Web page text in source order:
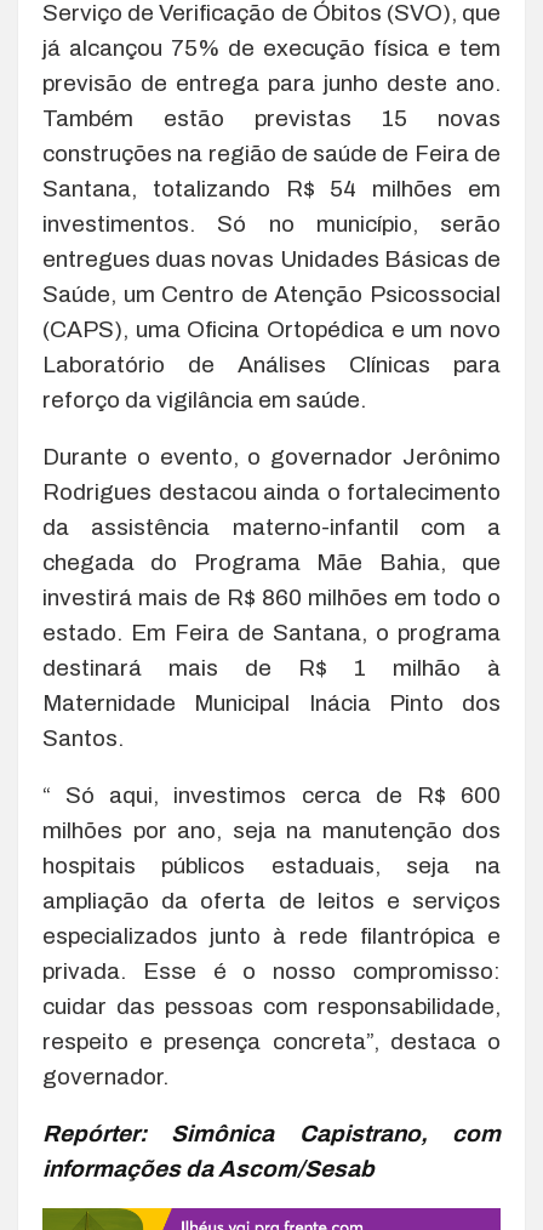
Serviço de Verificação de Óbitos (SVO), que
já alcançou 75% de execução física e tem
previsão de entrega para junho deste ano.
Também estão previstas 15 novas
construções na região de saúde de Feira de
Santana, totalizando R$ 54 milhões em
investimentos. Só no município, serão
entregues duas novas Unidades Básicas de
Saúde, um Centro de Atenção Psicossocial
(CAPS), uma Oficina Ortopédica e um novo
Laboratório de Análises Clínicas para
reforço da vigilância em saúde.
Durante o evento, o governador Jerônimo
Rodrigues destacou ainda o fortalecimento
da assistência materno-infantil com a
chegada do Programa Mãe Bahia, que
investirá mais de R$ 860 milhões em todo o
estado. Em Feira de Santana, o programa
destinará mais de R$ 1 milhão à
Maternidade Municipal Inácia Pinto dos
Santos.
“ Só aqui, investimos cerca de R$ 600
milhões por ano, seja na manutenção dos
hospitais públicos estaduais, seja na
ampliação da oferta de leitos e serviços
especializados junto à rede filantrópica e
privada. Esse é o nosso compromisso:
cuidar das pessoas com responsabilidade,
respeito e presença concreta”, destaca o
governador.
Repórter: Simônica Capistrano, com
informações da Ascom/Sesab